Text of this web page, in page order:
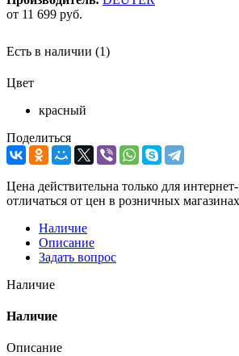
от 11 699 руб.
Есть в наличии (1)
Цвет
красный
Поделиться
Цена действительна только для
отличаться от цен в розничных магазинах
Наличие
Описание
Задать вопрос
Наличие
Наличие
Описание